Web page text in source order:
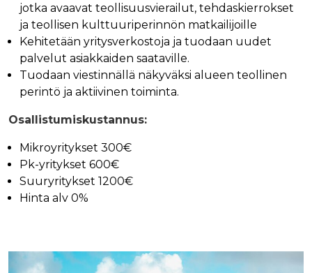
jotka avaavat teollisuusvierailut, tehdaskierrokset
ja teollisen kulttuuriperinnön matkailijoille
Kehitetään yritysverkostoja ja tuodaan uudet
palvelut asiakkaiden saataville.
Tuodaan viestinnällä näkyväksi alueen teollinen
perintö ja aktiivinen toiminta.
Osallistumiskustannus:
Mikroyritykset 300€
Pk-yritykset 600€
Suuryritykset 1200€
Hinta alv 0%